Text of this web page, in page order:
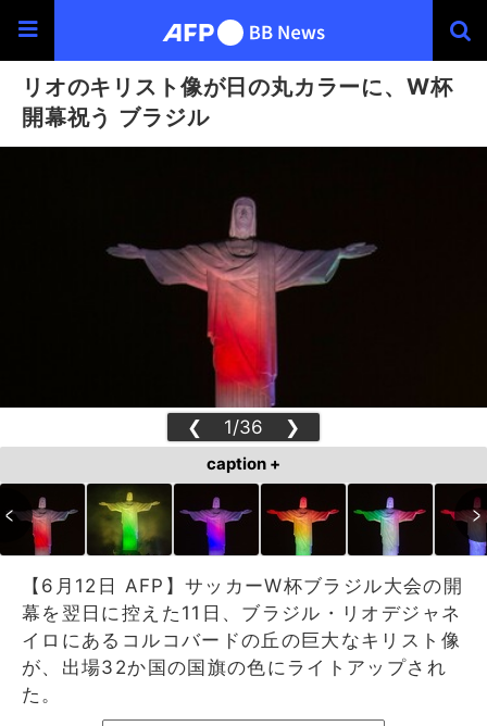
リオのキリスト像が日の丸カラーに、W杯
開幕祝う ブラジル
❮ 1/36 ❯
caption +
【6月12日 AFP】サッカーW杯ブラジル大会の開
幕を翌日に控えた11日、ブラジル・リオデジャネ
イロにあるコルコバードの丘の巨大なキリスト像
が、出場32か国の国旗の色にライトアップされ
た。